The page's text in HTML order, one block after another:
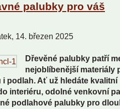
palubky pro váš
14. březen 2025
Dřevěné palubky patří
nejoblíbenější materiály
podlah. Ať už hledáte kvalitní
interiéru, odolné venkovní
podlahové palubky pro